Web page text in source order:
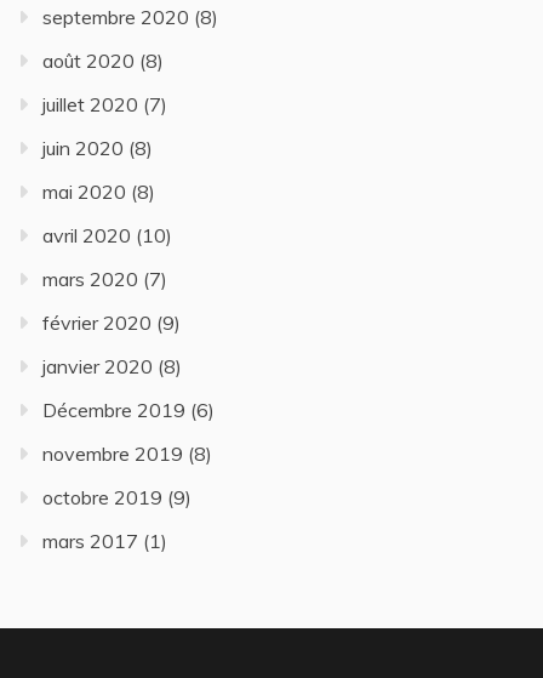
septembre 2020 (8)
août 2020 (8)
juillet 2020 (7)
juin 2020 (8)
mai 2020 (8)
avril 2020 (10)
mars 2020 (7)
février 2020 (9)
janvier 2020 (8)
Décembre 2019 (6)
novembre 2019 (8)
octobre 2019 (9)
mars 2017 (1)